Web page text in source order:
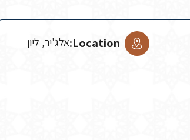
Location: אלג'יר, ליון